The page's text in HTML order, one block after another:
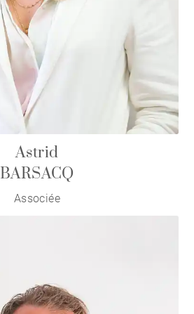
Astrid
BARSACQ
Associée